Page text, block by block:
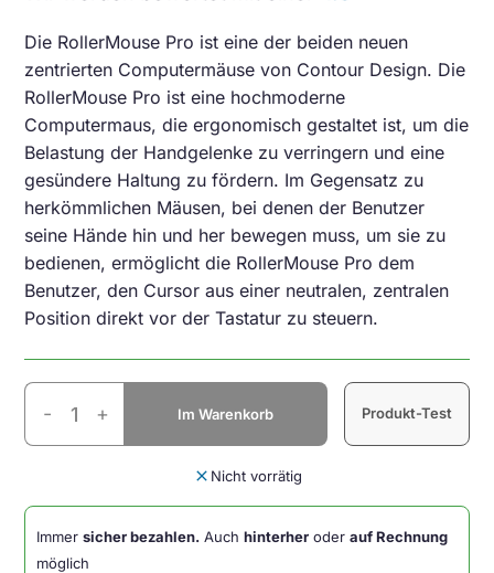
Die RollerMouse Pro ist eine der beiden neuen
zentrierten Computermäuse von Contour Design. Die
RollerMouse Pro ist eine hochmoderne
Computermaus, die ergonomisch gestaltet ist, um die
Belastung der Handgelenke zu verringern und eine
gesündere Haltung zu fördern. Im Gegensatz zu
herkömmlichen Mäusen, bei denen der Benutzer
seine Hände hin und her bewegen muss, um sie zu
bedienen, ermöglicht die RollerMouse Pro dem
Benutzer, den Cursor aus einer neutralen, zentralen
Position direkt vor der Tastatur zu steuern.
Contour
RollerMouse
Pro
- + Im Warenkorb Produkt-Test
close Nicht vorrätig
Immersicher bezahlen. Auchhinterher oderauf Rechnung
möglich